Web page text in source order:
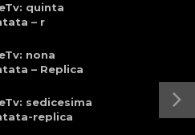
quinta
– r
nona
– Replica
sedicesima
replica